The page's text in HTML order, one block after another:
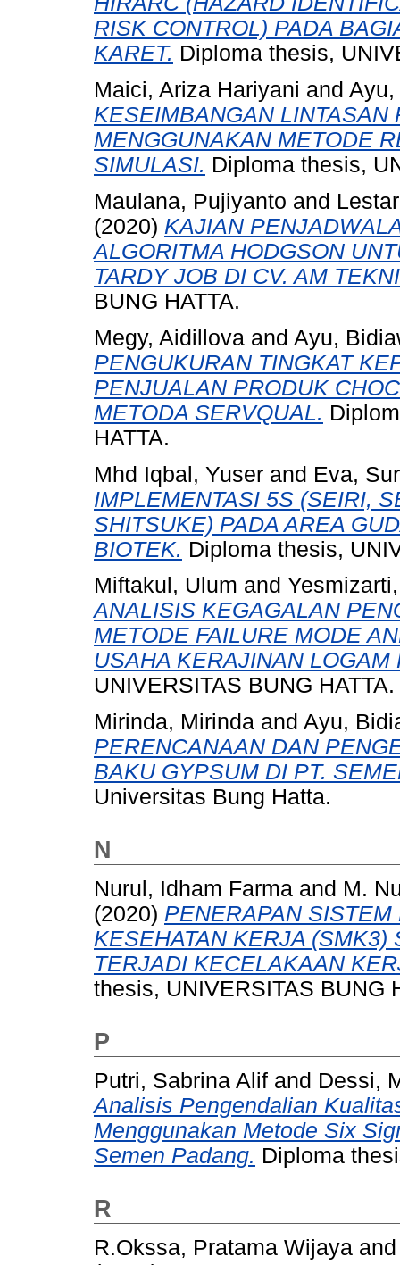
RISK CONTROL) PADA
KARET. Diploma thesis,
Maici, Ariza Hariyani and Ayu,
KESEIMBANGAN LINTASAN
MENGGUNAKAN METODE
SIMULASI. Diploma thesis,
Maulana, Pujiyanto and
(2020) KAJIAN
ALGORITMA HODGSON
TARDY JOB DI CV. AM
BUNG HATTA.
Megy, Aidillova and Ayu,
PENGUKURAN TINGKAT
PENJUALAN PRODUK
METODA SERVQUAL.
HATTA.
Mhd Iqbal, Yuser and Eva,
IMPLEMENTASI 5S (SEIRI,
SHITSUKE) PADA AREA
BIOTEK. Diploma thesis,
Miftakul, Ulum and
ANALISIS KEGAGALAN
METODE FAILURE MODE
USAHA KERAJINAN LOGAM
UNIVERSITAS BUNG HATTA.
Mirinda, Mirinda and Ayu,
PERENCANAAN DAN
BAKU GYPSUM DI PT.
Universitas Bung Hatta.
N
Nurul, Idham Farma and M.
(2020) PENERAPAN
KESEHATAN KERJA (SMK3)
TERJADI KECELAKAAN
thesis, UNIVERSITAS BUNG
P
Putri, Sabrina Alif and Dessi,
Analisis Pengendalian
Menggunakan Metode Six
Semen Padang. Diploma
R
R.Okssa, Pratama Wijaya